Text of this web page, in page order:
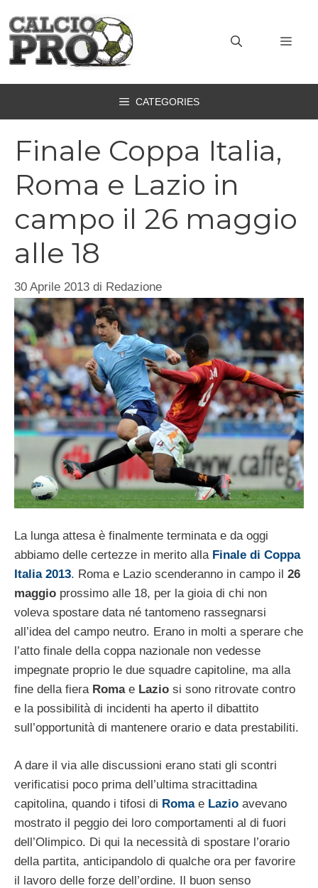
contenuto
CATEGORIES
Finale Coppa Italia,
Roma e Lazio in
campo il 26 maggio
alle 18
30 Aprile 2013 di Redazione
La lunga attesa è finalmente terminata e da oggi
abbiamo delle certezze in merito alla Finale di Coppa
Italia 2013. Roma e Lazio scenderanno in campo il 26
maggio prossimo alle 18, per la gioia di chi non
voleva spostare data né tantomeno rassegnarsi
all’idea del campo neutro. Erano in molti a sperare che
l’atto finale della coppa nazionale non vedesse
impegnate proprio le due squadre capitoline, ma alla
fine della fieraRomae Lazio si sono ritrovate contro
e la possibilità di incidenti ha aperto il dibattito
sull’opportunità di mantenere orario e data prestabiliti.
A dare il via alle discussioni erano stati gli scontri
verificatisi poco prima dell’ultima stracittadina
capitolina, quando i tifosi di Romae Lazio avevano
mostrato il peggio dei loro comportamenti al di fuori
dell’Olimpico. Di qui la necessità di spostare l’orario
della partita, anticipandolo di qualche ora per favorire
il lavoro delle forze dell’ordine. Il buon senso